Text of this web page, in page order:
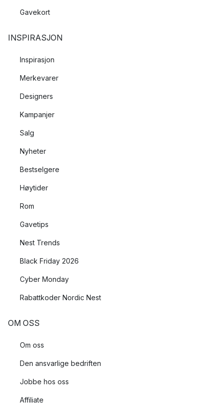
Gavekort
INSPIRASJON
Inspirasjon
Merkevarer
Designers
Kampanjer
Salg
Nyheter
Bestselgere
Høytider
Rom
Gavetips
Nest Trends
Black Friday 2026
Cyber Monday
Rabattkoder Nordic Nest
OM OSS
Om oss
Den ansvarlige bedriften
Jobbe hos oss
Affiliate